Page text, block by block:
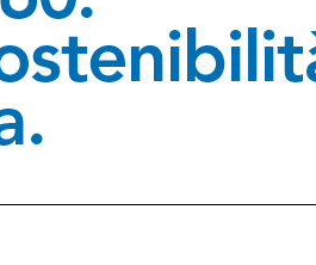
MARKET DELLA DROGA